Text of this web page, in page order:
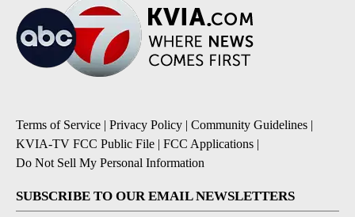
Terms of Service | Privacy Policy | Community Guidelines |
KVIA-TV FCC Public File | FCC Applications |
Do Not Sell My Personal Information
SUBSCRIBE TO OUR EMAIL NEWSLETTERS